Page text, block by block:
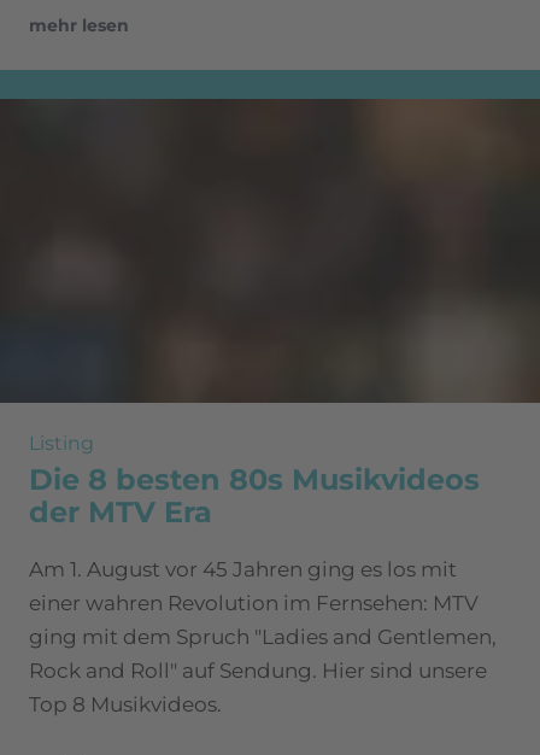
mehr lesen
Listing
Die 8 besten 80s Musikvideos
der MTV Era
Am 1. August vor 45 Jahren ging es los mit
einer wahren Revolution im Fernsehen: MTV
ging mit dem Spruch "Ladies and Gentlemen,
Rock and Roll" auf Sendung. Hier sind unsere
Top 8 Musikvideos.